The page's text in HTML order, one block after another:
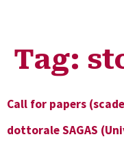
Tag:
Call for papers
dottorale SAGAS